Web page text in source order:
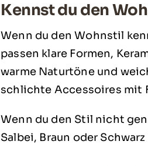
Kennst du den
Wenn du den Wohnstil
passen klare Formen,
warme Naturtöne und
schlichte Accessoires mit
Wenn du den Stil nicht
Salbei, Braun oder